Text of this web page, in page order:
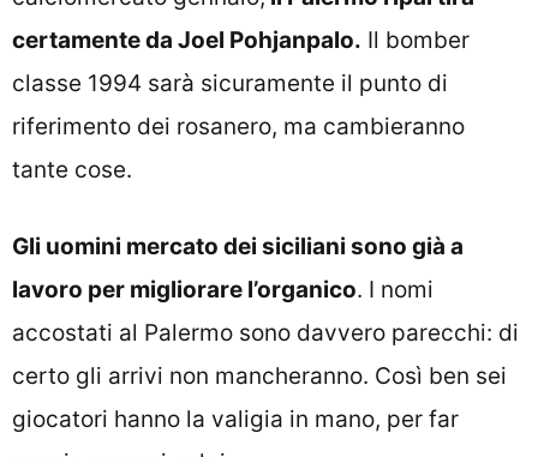
certamente da Joel Pohjanpalo. Il bomber
classe 1994 sarà sicuramente il punto di
riferimento dei rosanero, ma cambieranno
tante cose.
Gli uomini mercato dei siciliani sono già a
lavoro per migliorare l’organico. I nomi
accostati al Palermo sono davvero parecchi: di
certo gli arrivi non mancheranno. Così ben sei
giocatori hanno la valigia in mano, per far